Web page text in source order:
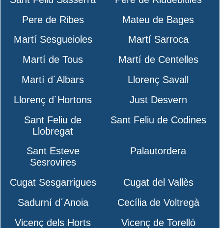
Pere de Ribes
Mateu de Bages
Martí Sesgueioles
Martí Sarroca
Martí de Tous
Martí de Centelles
Martí d´Albars
Llorenç Savall
Llorenç d´Hortons
Just Desvern
Sant Feliu de
Llobregat
Sant Feliu de Codines
Sant Esteve
Sesrovires
Palautordera
Cugat Sesgarrigues
Cugat del Vallès
Sadurní d´Anoia
Cecília de Voltregà
Vicenç dels Horts
Vicenç de Torelló